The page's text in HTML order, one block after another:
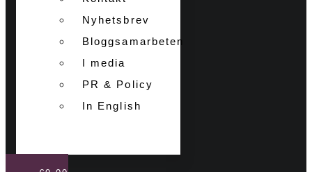
Nyhetsbrev
Bloggsamarbeten
I media
PR & Policy
In English